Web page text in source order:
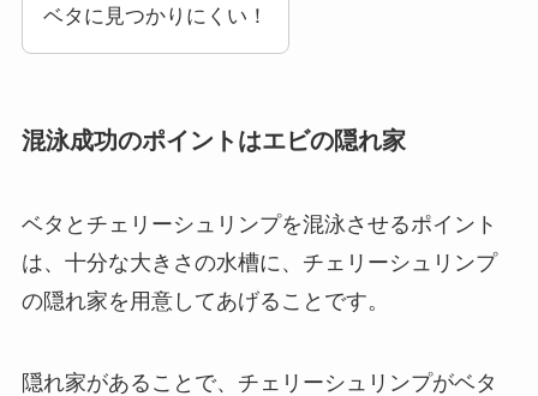
ベタに見つかりにくい！
混泳成功のポイントはエビの隠れ家
ベタとチェリーシュリンプを混泳させるポイント
は、十分な大きさの水槽に、チェリーシュリンプ
の隠れ家を用意してあげることです。
隠れ家があることで、チェリーシュリンプがベタ